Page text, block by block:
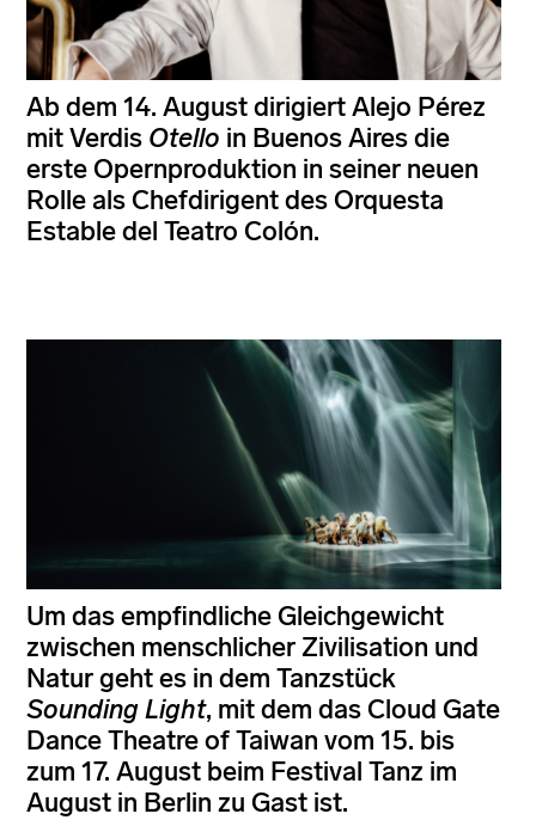
Ab dem 14. August dirigiert Alejo Pérez
mit Verdis Otello in Buenos Aires die
erste Opernproduktion in seiner neuen
Rolle als Chefdirigent des Orquesta
Estable del Teatro Colón.
Um das empfindliche Gleichgewicht
zwischen menschlicher Zivilisation und
Natur geht es in dem Tanzstück
Sounding Light, mit dem das Cloud Gate
Dance Theatre of Taiwan vom 15. bis
zum 17. August beim Festival Tanz im
August in Berlin zu Gast ist.